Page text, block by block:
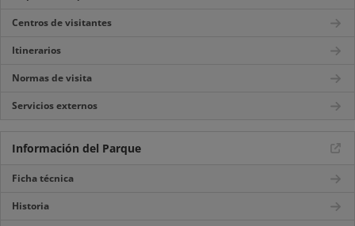
Centros de visitantes
Itinerarios
Normas de visita
Servicios externos
Información del Parque
Ficha técnica
Historia